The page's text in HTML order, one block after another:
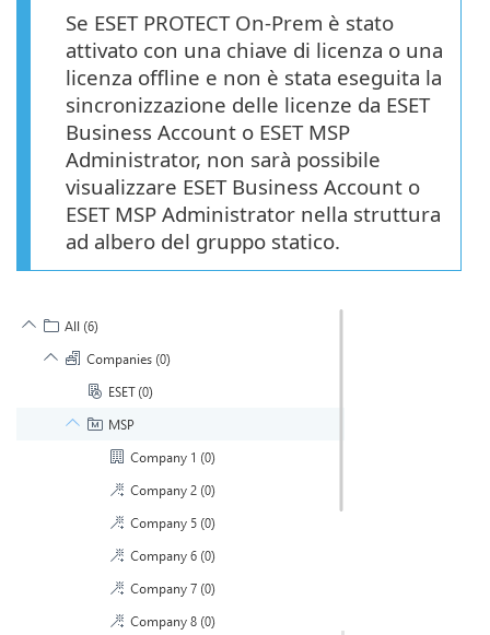
Se ESET PROTECT On-Prem è stato
attivato con una chiave di licenza o una
licenza offline e non è stata eseguita la
sincronizzazione delle licenze da ESET
Business Account o ESET MSP
Administrator, non sarà possibile
visualizzare ESET Business Account o
ESET MSP Administrator nella struttura
ad albero del gruppo statico.